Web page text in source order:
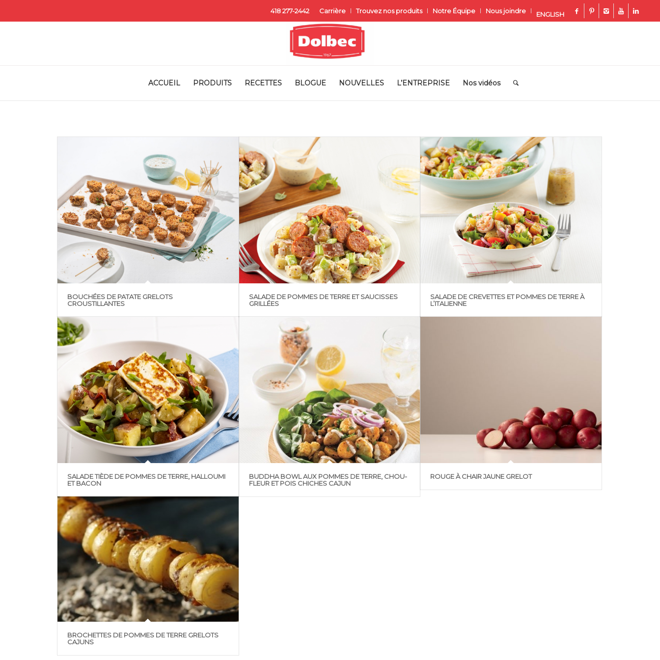
Carrière Trouvez nos produits Notre Équipe Nous joindre ENGLISH
418 277-2442
ACCUEIL PRODUITS RECETTES BLOGUE NOUVELLES L’ENTREPRISE Nos vidéos
BOUCHÉES DE PATATE GRELOTS
CROUSTILLANTES
SALADE DE POMMES DE TERRE ET SAUCISSES
GRILLÉES
SALADE DE CREVETTES ET POMMES DE TERRE À
L’ITALIENNE
SALADE TIÈDE DE POMMES DE TERRE, HALLOUMI
ET BACON
BUDDHA BOWL AUX POMMES DE TERRE, CHOU-
FLEUR ET POIS CHICHES CAJUN
ROUGE À CHAIR JAUNE GRELOT
BROCHETTES DE POMMES DE TERRE GRELOTS
CAJUNS